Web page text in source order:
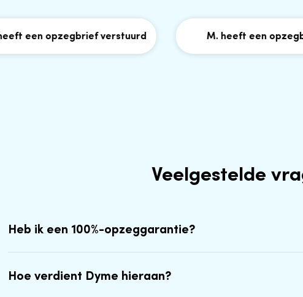
een opzegbrief verstuurd M. heeft een opzegbrief
Veelgestelde
Heb ik een 100%-opzeggarantie?
Hoe verdient Dyme hieraan?